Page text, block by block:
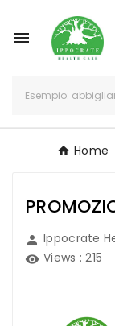

Home
 Ippocrate
 Views : 215